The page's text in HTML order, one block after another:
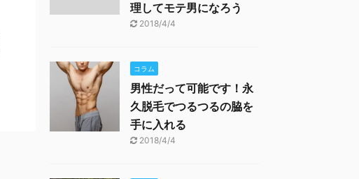
理してモテ男になろう
2018/4/4
コラム
男性だって可能です！永
久脱毛でつるつるの脇を
手に入れる
2018/4/4